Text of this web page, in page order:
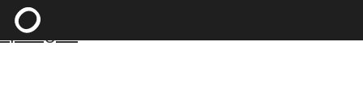
Zum Hauptinhalt springen
springen